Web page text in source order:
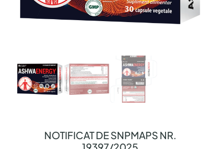
NOTIFICAT DE SNPMAPS NR.
19397/2025